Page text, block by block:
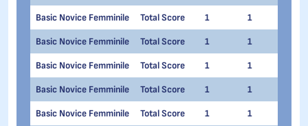
Basic Novice Femminile Total Score 1 1
Basic Novice Femminile Total Score 1 1
Basic Novice Femminile Total Score 1 1
Basic Novice Femminile Total Score 1 1
Basic Novice Femminile Total Score 1 1